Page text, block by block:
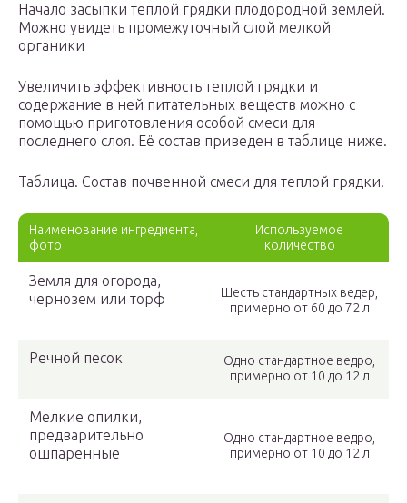
Начало засыпки теплой грядки плодородной землей.
Можно увидеть промежуточный слой мелкой
органики
Увеличить эффективность теплой грядки и
содержание в ней питательных веществ можно с
помощью приготовления особой смеси для
последнего слоя. Её состав приведен в таблице ниже.
Таблица. Состав почвенной смеси для теплой грядки.
Наименование ингредиента,
фото
Используемое
количество
Земля для огорода,
чернозем или торф
Шесть стандартных ведер,
примерно от 60 до 72 л
Речной песок
Одно стандартное ведро,
примерно от 10 до 12 л
Мелкие опилки,
предварительно
ошпаренные
Одно стандартное ведро,
примерно от 10 до 12 л